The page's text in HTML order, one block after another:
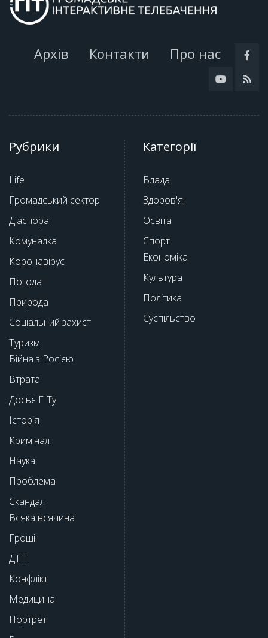
Архів Контакти Про нас
Рубрики
Life
Громадський сектор
Діаспора
Комуналка
Коронавірус
Погода
Природа
Соціальний захист
Туризм
Війна з Росією
Втрата
Досьє ГІТу
Історія
Кримінал
Наука
Проблема
Скандал
Всяка всячина
Гроші
ДТП
Конфлікт
Медицина
Портрет
Категорії
Влада
Здоров'я
Освіта
Спорт
Економіка
Культура
Політика
Суспільство